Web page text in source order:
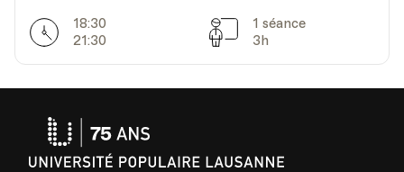
Date
05.05.2026 Heure
18.00
Horarires
18:30
21:30
Séances
1 séance
3h